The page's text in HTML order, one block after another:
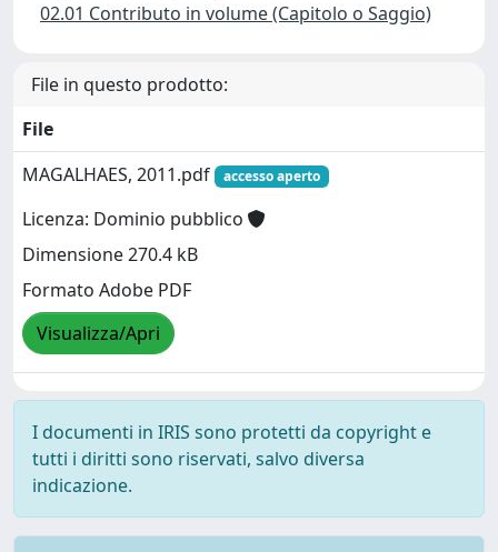
02.01 Contributo in volume (Capitolo o Saggio)
File in questo prodotto:
File
MAGALHAES, 2011.pdf
accesso aperto
Licenza: Dominio pubblico
Dimensione 270.4 kB
Formato Adobe PDF
Visualizza/Apri
I documenti in IRIS sono protetti da copyright e
tutti i diritti sono riservati, salvo diversa
indicazione.